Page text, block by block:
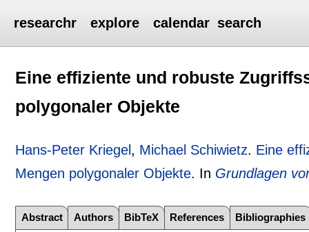
researchr explore calendar search
Eine effiziente und robuste
polygonaler Objekte
Hans-Peter Kriegel , Michael Schiwietz. Eine
Mengen polygonaler Objekte. In Grundlagen
Abstract Authors BibTeX References Bibliographies